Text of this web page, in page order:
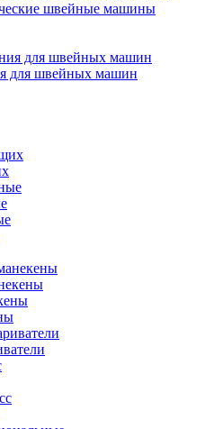
швейные машины
для швейных машин